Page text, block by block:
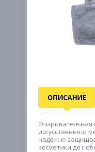
ОПИСАНИЕ
Очаровательная
искусственного
надежно
косметики до